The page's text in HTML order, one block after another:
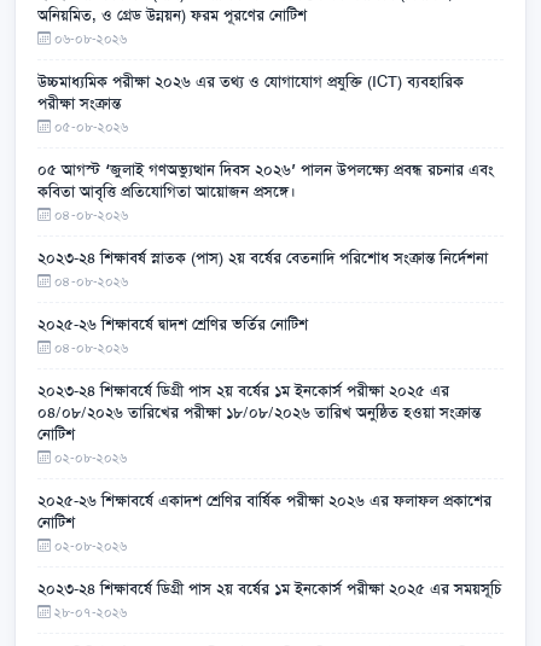
অনিয়মিত, ও গ্রেড উন্নয়ন) ফরম পূরণের নোটিশ
০৬-০৮-২০২৬
উচ্চমাধ্যমিক পরীক্ষা ২০২৬ এর তথ্য ও যোগাযোগ প্রযুক্তি (ICT) ব্যবহারিক
পরীক্ষা সংক্রান্ত
০৫-০৮-২০২৬
০৫ আগস্ট ‘জুলাই গণঅভ্যুত্থান দিবস ২০২৬’ পালন উপলক্ষ্যে প্রবন্ধ রচনার এবং
কবিতা আবৃত্তি প্রতিযোগিতা আয়োজন প্রসঙ্গে।
০৪-০৮-২০২৬
২০২৩-২৪ শিক্ষাবর্ষ স্নাতক (পাস) ২য় বর্ষের বেতনাদি পরিশোধ সংক্রান্ত নির্দেশনা
০৪-০৮-২০২৬
২০২৫-২৬ শিক্ষাবর্ষে দ্বাদশ শ্রেণির ভর্তির নোটিশ
০৪-০৮-২০২৬
২০২৩-২৪ শিক্ষাবর্ষে ডিগ্রী পাস ২য় বর্ষের ১ম ইনকোর্স পরীক্ষা ২০২৫ এর
০৪/০৮/২০২৬ তারিখের পরীক্ষা ১৮/০৮/২০২৬ তারিখ অনুষ্ঠিত হওয়া সংক্রান্ত
নোটিশ
০২-০৮-২০২৬
২০২৫-২৬ শিক্ষাবর্ষে একাদশ শ্রেণির বার্ষিক পরীক্ষা ২০২৬ এর ফলাফল প্রকাশের
নোটিশ
০২-০৮-২০২৬
২০২৩-২৪ শিক্ষাবর্ষে ডিগ্রী পাস ২য় বর্ষের ১ম ইনকোর্স পরীক্ষা ২০২৫ এর সময়সূচি
২৮-০৭-২০২৬